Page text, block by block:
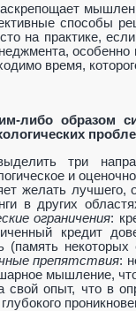
способы
на практике,
особенно
время,
либо образом
три
и
желать
в других
ограничения:
кредит
(память
препятствия:
мышление,
свой опыт, что в